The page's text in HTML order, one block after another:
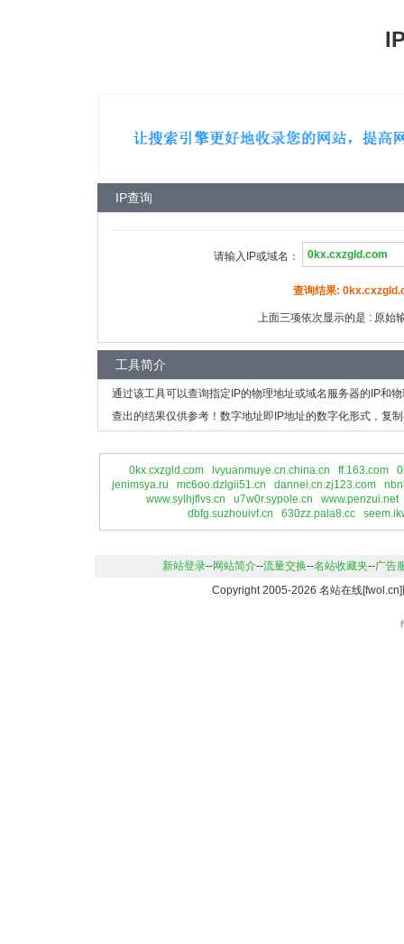
IP查询
请输入IP或域名：
查询结果:
上面三项依次显示的是 : 原始
工具简介
通过该工具可以查询指定IP的物理地址或域名服务器的IP和
查出的结果仅供参考！数字地址即IP地址的数字化形式，复
0kx.cxzgld.com lvyuanmuye.cn.china.cn ff.163.com
jenimsya.ru
mc6oo.dzlgii51.cn dannei.cn.zj123.com
www.sylhjflvs.cn
u7w0r.sypole.cn
www.penzui.net
dbfg.suzhouivf.cn
630zz.pala8.cc
新站登录--网站简介--流量交换--名站收藏夹--广告
Copyright 2005-2026 名站在线